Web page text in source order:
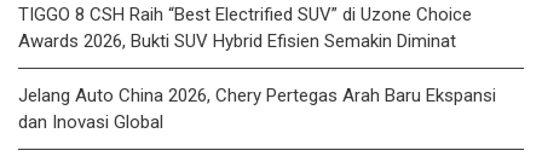
TIGGO 8 CSH Raih “Best Electrified SUV” di Uzone Choice
Awards 2026, Bukti SUV Hybrid Efisien Semakin Diminat
Jelang Auto China 2026, Chery Pertegas Arah Baru Ekspansi
dan Inovasi Global